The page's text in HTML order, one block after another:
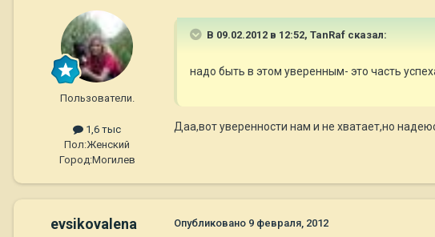
Пользователи.
1,6 тыс
Пол:Женский
Город:Могилев
В 09.02.2012 в 12:52, TanRaf сказал:
надо быть в этом уверенным- это часть
Даа,вот уверенности нам и не хватает,но
evsikovalena Опубликовано 9 февраля, 2012